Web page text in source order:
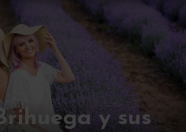
y sus